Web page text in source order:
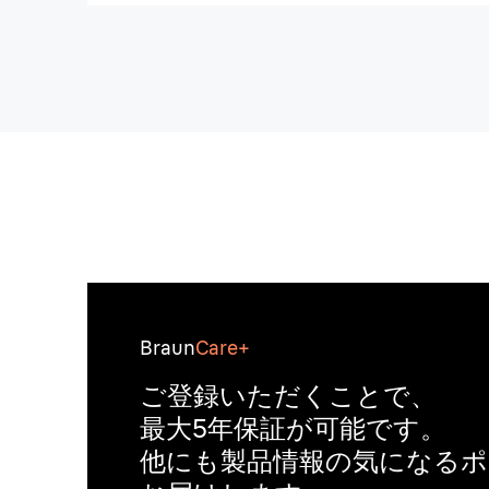
BraunCare+
ご登録いただくことで、
最大5年保証が可能です。
他にも製品情報の気になる